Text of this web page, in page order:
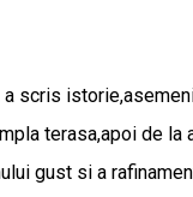
scris
terasa,apoi de la
gust si a